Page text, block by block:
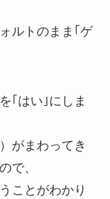
ルトのまま｢ゲ
｢はい｣にしま
がまわってき
で、
ことがわかり